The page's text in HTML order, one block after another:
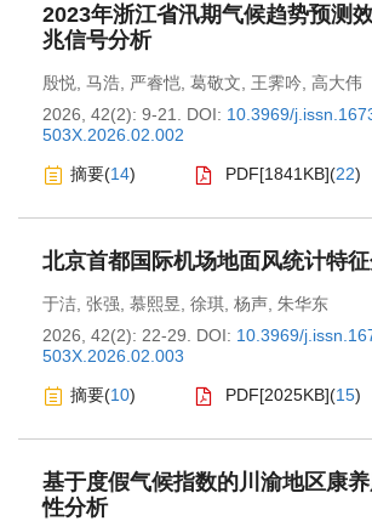
2023年浙江省汛期气候趋势预测
兆信号分析
殷悦 马浩 严睿恺 葛敬文 王霁吟 高大伟
2026, 42(2): 9-21.
DOI: 10.3969/
503X.2026.02.002
摘要(14) PDF[1841KB](22)
北京首都国际机场地面风统计特
于洁 张强 慕熙昱 徐琪 杨声 朱华东
2026, 42(2): 22-29.
DOI: 10.3969/
503X.2026.02.003
摘要(10) PDF[2025KB](15)
基于度假气候指数的川渝地区康
性分析